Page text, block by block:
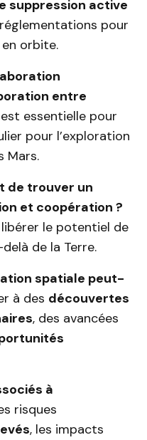
suppression active
pour
orbite.
entre
essentielle pour
pour l’exploration
Mars.
de trouver un
et coopération ?
le potentiel de
de la Terre.
spatiale peut-
à des découvertes
, des avancées
à
risques
, les impacts